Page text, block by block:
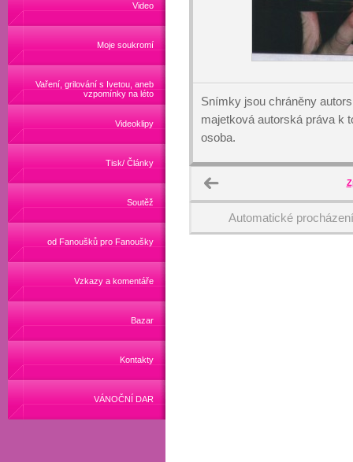
Video
Moje soukromí
Vaření, grilování s Ivetou, aneb
vzpomínky na léto
Videoklipy
Tisk/ Články
Soutěž
od Fanoušků pro Fanoušky
Vzkazy a komentáře
Bazar
Kontakty
VÁNOČNÍ DAR
Snímky jsou chráněny
majetková autorská práva k
osoba.
Automatické